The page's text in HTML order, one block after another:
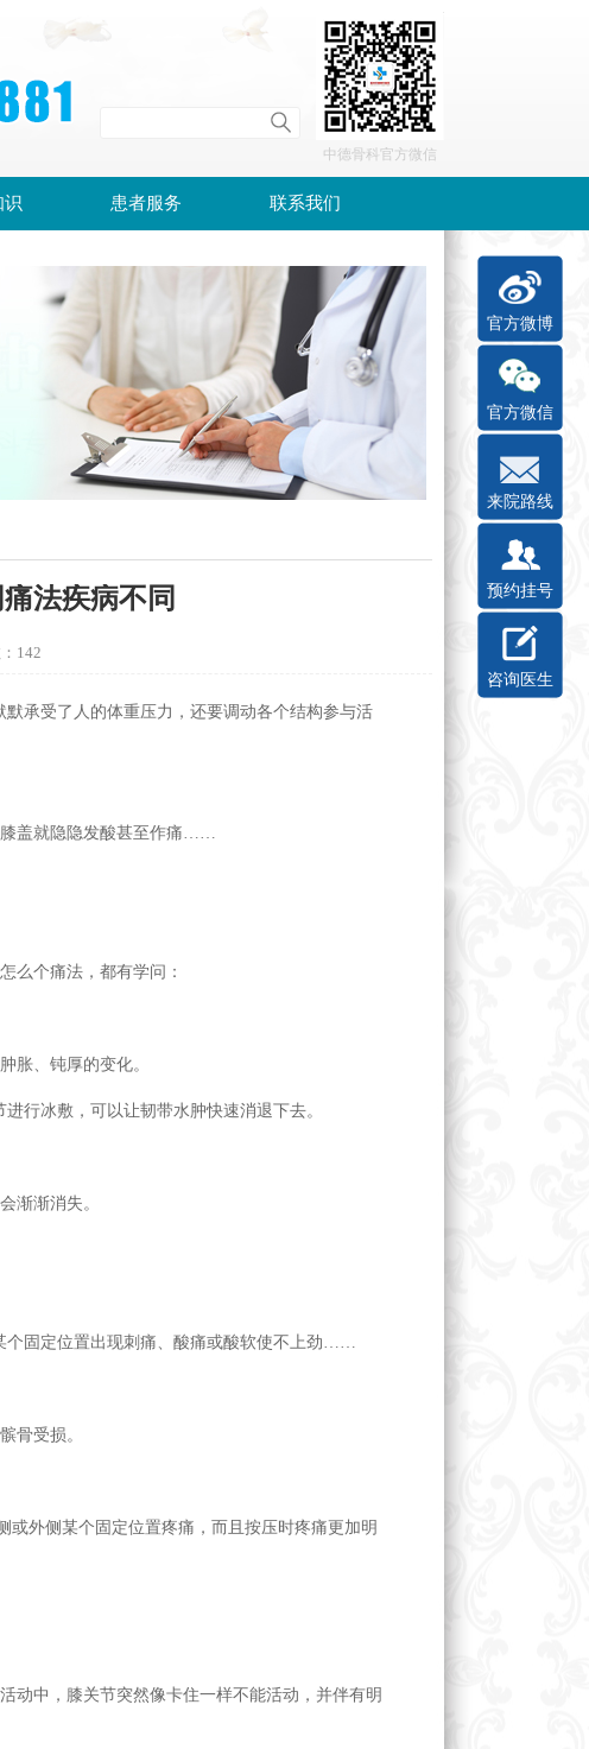
中德骨科官方微信
识 患者服务 联系我们
法疾病不同
142
承受了人的体重压力，还要调动各个结构参与活
膝盖就隐隐发酸甚至作痛……
么个痛法，都有学问：
胀、钝厚的变化。
行冰敷，可以让韧带水肿快速消退下去。
渐渐消失。
个固定位置出现刺痛、酸痛或酸软使不上劲……
骨受损。
外侧某个固定位置疼痛，而且按压时疼痛更加明
中，膝关节突然像卡住一样不能活动，并伴有明
官方微博
官方微信
来院路线
预约挂号
咨询医生